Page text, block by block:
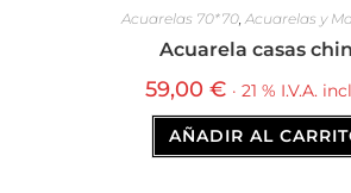
Acuarelas 70*70,Acuarelas y
Acuarela casas
59,00 € · 21 % I.V.A.
AÑADIR AL